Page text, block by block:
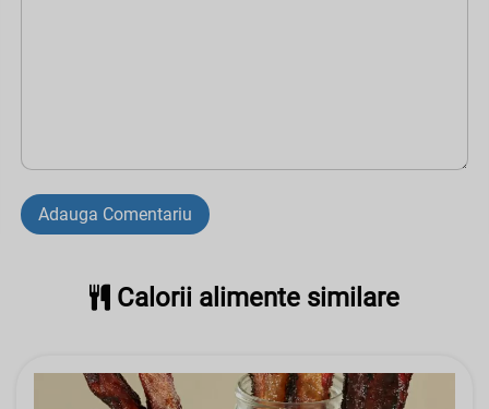
Adauga Comentariu
Calorii alimente similare